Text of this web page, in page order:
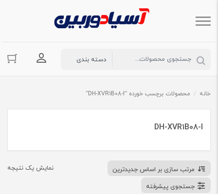
ورود به
خانه / محصولات برچسب خورده “DH-XVR1B08-I”
DH-XVR1B08-I
نمایش یک نتیجه
مرتب سازی بر اساس جدیدترین
جستجوی پیشرفته